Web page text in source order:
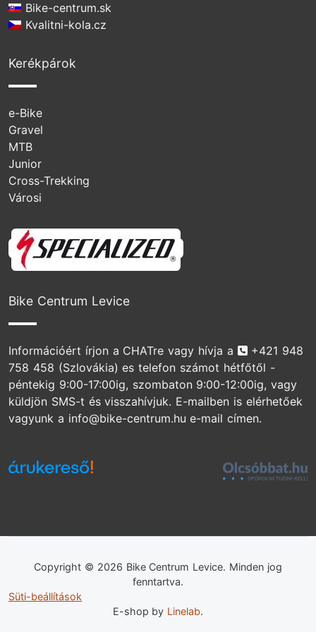
Bike-centrum.sk
Kvalitni-kola.cz
Kerékpárok
e-Bike
Gravel
MTB
Junior
Cross-Trekking
Városi
Specialized
Bike Centrum Levice
Információért írjon a CHATre vagy hívja a Telefonszám
+421 948
758 458 (Szlovákia) es telefon számot hétfőtől -
péntekig 9:00-17:00ig, szombaton 9:00-12:00ig, vagy
küldjön SMS-t és visszahívjuk. E-mailben is elérhetőek
vagyunk a info@bike-centrum.hu e-mail címen.
Copyright © 2026 Bike Centrum Levice. Minden jog
fenntartva.
Süti-beállítások
E-shop by Linelab.